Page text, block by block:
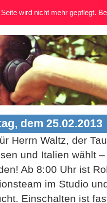
dem 25.02.2013
Herrn Waltz, der
und Italien wählt
Ab 8:00 Uhr ist
im Studio
Einschalten ist
wird nicht mehr gepflegt.